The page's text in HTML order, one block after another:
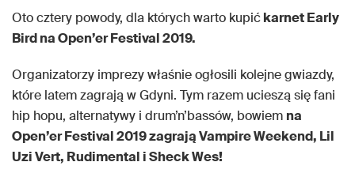
Oto cztery powody, dla których warto kupićkarnet Early
Bird na Open’er Festival 2019.
Organizatorzy imprezy właśnie ogłosili kolejne gwiazdy,
które latem zagrają w Gdyni. Tym razem ucieszą się fani
hip hopu, alternatywy i drum’n’bassów, bowiem na
Open’er Festival 2019 zagrają Vampire Weekend, Lil
Uzi Vert, Rudimental i Sheck Wes!